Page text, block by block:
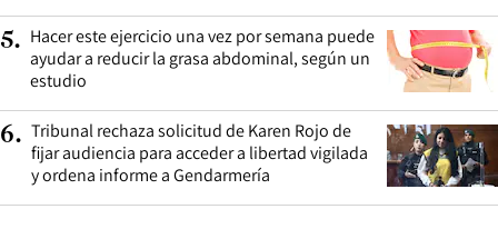
5. Hacer este ejercicio una vez por semana puede
ayudar a reducir la grasa abdominal, según un
estudio
6. Tribunal rechaza solicitud de Karen Rojo de
fijar audiencia para acceder a libertad vigilada
y ordena informe a Gendarmería